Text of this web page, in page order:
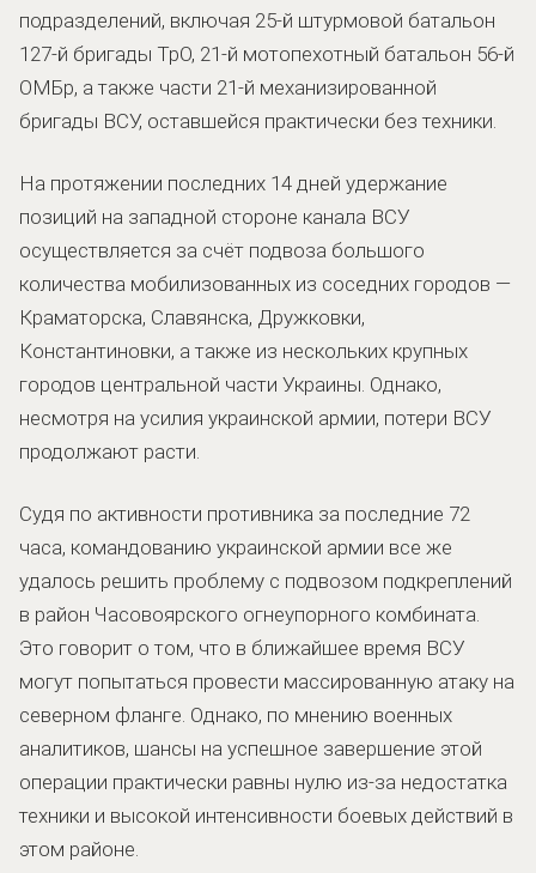
подразделений, включая 25-й штурмовой батальон
127-й бригады ТрО, 21-й мотопехотный батальон 56-й
ОМБр, а также части 21-й механизированной
бригады ВСУ, оставшейся практически без техники.
На протяжении последних 14 дней удержание
позиций на западной стороне канала ВСУ
осуществляется за счёт подвоза большого
количества мобилизованных из соседних городов —
Краматорска, Славянска, Дружковки,
Константиновки, а также из нескольких крупных
городов центральной части Украины. Однако,
несмотря на усилия украинской армии, потери ВСУ
продолжают расти.
Судя по активности противника за последние 72
часа, командованию украинской армии все же
удалось решить проблему с подвозом подкреплений
в район Часовоярского огнеупорного комбината.
Это говорит о том, что в ближайшее время ВСУ
могут попытаться провести массированную атаку на
северном фланге. Однако, по мнению военных
аналитиков, шансы на успешное завершение этой
операции практически равны нулю из-за недостатка
техники и высокой интенсивности боевых действий в
этом районе.